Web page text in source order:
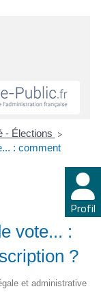
Profil
- Élections >
: comment
vote... :
?
et administrative